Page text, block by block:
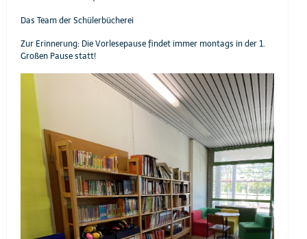
Das Team der Schülerbücherei
Zur Erinnerung: Die Vorlesepause findet immer montags in der 1.
Großen Pause statt!